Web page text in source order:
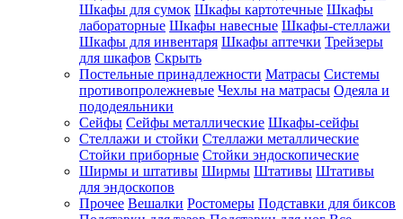
Шкафы для сумок Шкафы картотечные Шкафы
лабораторные Шкафы навесные Шкафы-стеллажи
Шкафы для инвентаря Шкафы аптечки Трейзеры
для шкафов Скрыть
Постельные принадлежности Матрасы Системы
противопролежневые Чехлы на матрасы Одеяла и
пододеяльники
Сейфы Сейфы металлические Шкафы-сейфы
Стеллажи и стойки Стеллажи металлические
Стойки приборные Стойки эндоскопические
Ширмы и штативы Ширмы Штативы Штативы
для эндоскопов
Прочее Вешалки Ростомеры Подставки для биксов